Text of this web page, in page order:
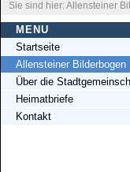
Sie sind hier: Allensteiner
MENU
Startseite
Allensteiner Bilderbogen
Über die
Heimatbriefe
Kontakt